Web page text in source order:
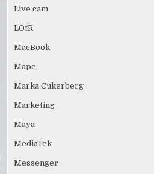
Live cam
LOtR
MacBook
Mape
Marka Cukerberg
Marketing
Maya
MediaTek
Messenger